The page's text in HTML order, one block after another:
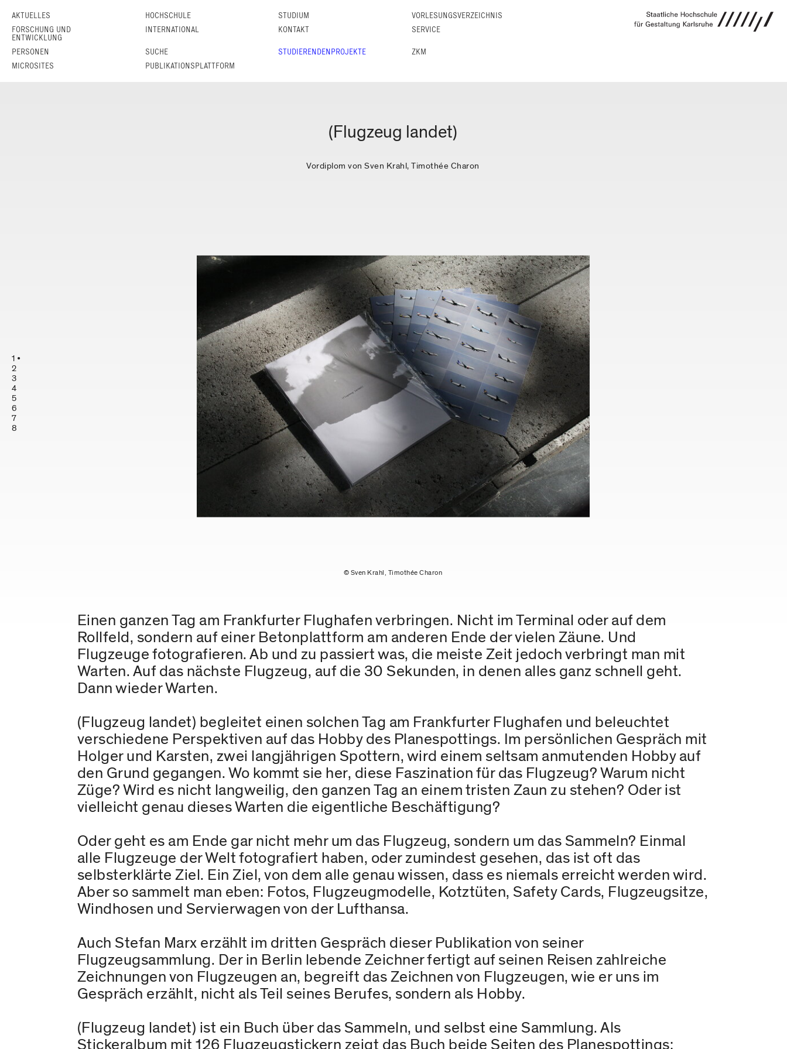
AKTUELLES HOCHSCHULE STUDIUM
VORLESUNGS­VERZEICHNIS
FORSCHUNG UND
ENTWICKLUNG
INTERNATIONAL KONTAKT SERVICE
PERSONEN SUCHE STUDIERENDENPROJEKTE
ZKM
MICROSITES
PUBLIKATIONSPLATTFORM
(Flugzeug landet)
Vordiplom von Sven Krahl, Timothée Charon
1
2
3
4
5
6
7
8
© Sven Krahl, Timothée Charon
Einen ganzen Tag am Frankfurter Flughafen verbringen. Nicht im Terminal oder auf dem
Rollfeld, sondern auf einer Betonplattform am anderen Ende der vielen Zäune. Und
Flugzeuge fotografieren. Ab und zu passiert was, die meiste Zeit jedoch verbringt man mit
Warten. Auf das nächste Flugzeug, auf die 30 Sekunden, in denen alles ganz schnell geht.
Dann wieder Warten.
(Flugzeug landet) begleitet einen solchen Tag am Frankfurter Flughafen und beleuchtet
verschiedene Perspektiven auf das Hobby des Planespottings. Im persönlichen Gespräch mit
Holger und Karsten, zwei langjährigen Spottern, wird einem seltsam anmutenden Hobby auf
den Grund gegangen. Wo kommt sie her, diese Faszination für das Flugzeug? Warum nicht
Züge? Wird es nicht langweilig, den ganzen Tag an einem tristen Zaun zu stehen? Oder ist
vielleicht genau dieses Warten die eigentliche Beschäftigung?
Oder geht es am Ende gar nicht mehr um das Flugzeug, sondern um das Sammeln? Einmal
alle Flugzeuge der Welt fotografiert haben, oder zumindest gesehen, das ist oft das
selbsterklärte Ziel. Ein Ziel, von dem alle genau wissen, dass es niemals erreicht werden wird.
Aber so sammelt man eben: Fotos, Flugzeugmodelle, Kotztüten, Safety Cards, Flugzeugsitze,
Windhosen und Servierwagen von der Lufthansa.
Auch Stefan Marx erzählt im dritten Gespräch dieser Publikation von seiner
Flugzeugsammlung. Der in Berlin lebende Zeichner fertigt auf seinen Reisen zahlreiche
Zeichnungen von Flugzeugen an, begreift das Zeichnen von Flugzeugen, wie er uns im
Gespräch erzählt, nicht als Teil seines Berufes, sondern als Hobby.
(Flugzeug landet) ist ein Buch über das Sammeln, und selbst eine Sammlung. Als
Stickeralbum mit 126 Flugzeugstickern zeigt das Buch beide Seiten des Planespottings: